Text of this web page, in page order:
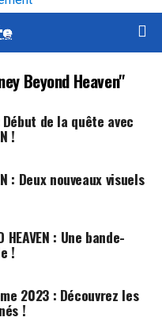
Beyond Heaven"
de la quête avec
!
: Deux nouveaux visuels
HEAVEN : Une bande-
!
2023 : Découvrez les
!